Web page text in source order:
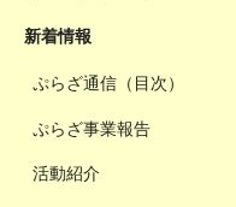
新着情報
ぷらざ通信（目次）
ぷらざ事業報告
活動紹介